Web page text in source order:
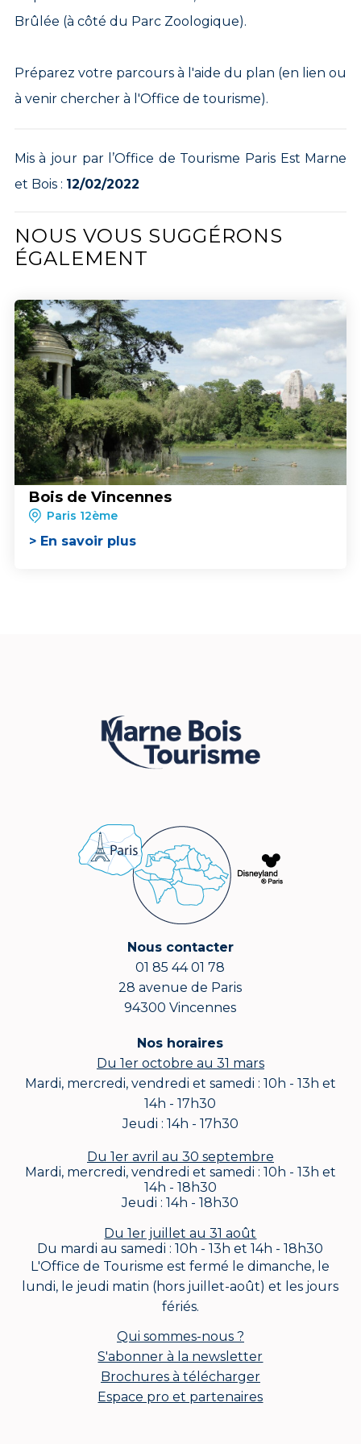
Brûlée (à côté du Parc Zoologique).
Préparez votre parcours à l'aide du plan (en lien ou
à venir chercher à l'Office de tourisme).
Mis à jour par l’Office de Tourisme Paris Est Marne
et Bois : 12/02/2022
NOUS VOUS SUGGÉRONS
ÉGALEMENT
Bois de Vincennes
Paris 12ème
> En savoir plus
Nous contacter
01 85 44 01 78
28 avenue de Paris
94300 Vincennes
Nos horaires
Du 1er octobre au 31 mars
Mardi, mercredi, vendredi et samedi : 10h - 13h et
14h - 17h30
Jeudi : 14h - 17h30
Du 1er avril au 30 septembre
Mardi, mercredi, vendredi et samedi : 10h - 13h et
14h - 18h30
Jeudi : 14h - 18h30
Du 1er juillet au 31 août
Du mardi au samedi : 10h - 13h et 14h - 18h30
L'Office de Tourisme est fermé le dimanche, le
lundi, le jeudi matin (hors juillet-août) et les jours
fériés.
Qui sommes-nous ?
S'abonner à la newsletter
Brochures à télécharger
Espace pro et partenaires